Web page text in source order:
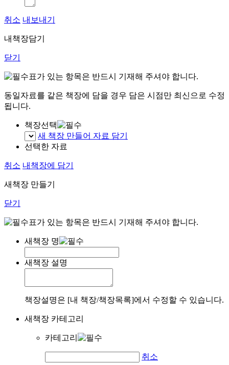
취소 내보내기
내책장담기
닫기
표가 있는 항목은 반드시 기재해 주셔야 합니다.
동일자료를 같은 책장에 담을 경우 담은 시점만 최신으로 수정
됩니다.
책장선택
새 책장 만들어 자료 담기
선택한 자료
취소 내책장에 담기
새책장 만들기
닫기
표가 있는 항목은 반드시 기재해 주셔야 합니다.
새책장 명
새책장 설명
책장설명은 [내 책장/책장목록]에서 수정할 수 있습니다.
새책장 카테고리
카테고리
취소